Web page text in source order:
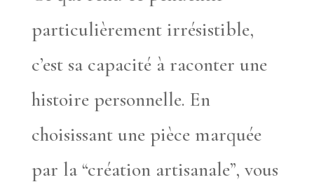
particulièrement irrésistible,
c’est sa capacité à raconter une
histoire personnelle. En
choisissant une pièce marquée
par la “création artisanale”, vous